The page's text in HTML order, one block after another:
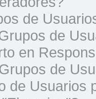
de
de
en
de
de Usuarios